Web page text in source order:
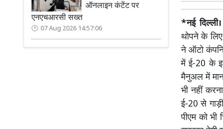
ऑनलाइन कंटेंट पर
एनएचआरसी सख्त
07 Aug 2026 14:57:06 *नई दिल्ली।
थोपने के
ने ऑटो
में ई-20 के
मैनुअल में
भी नहीं
ई-20 से
पीएम को